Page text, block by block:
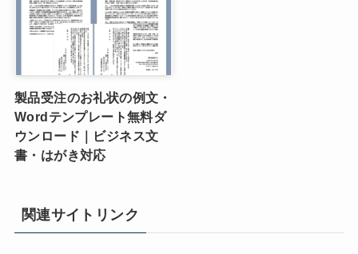
製品受注のお礼状の例文・
Wordテンプレート無料ダ
ウンロード｜ビジネス文
書・はがき対応
関連サイトリンク